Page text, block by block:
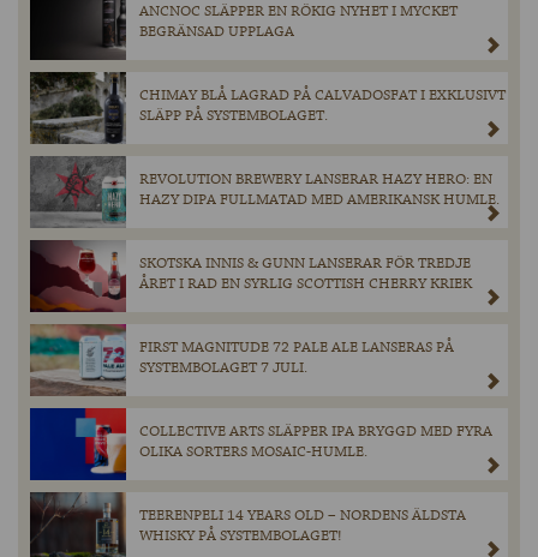
ANCNOC SLÄPPER EN RÖKIG NYHET I MYCKET
BEGRÄNSAD UPPLAGA
CHIMAY BLÅ LAGRAD PÅ CALVADOSFAT I EXKLUSIVT
SLÄPP PÅ SYSTEMBOLAGET.
REVOLUTION BREWERY LANSERAR HAZY HERO: EN
HAZY DIPA FULLMATAD MED AMERIKANSK HUMLE.
SKOTSKA INNIS & GUNN LANSERAR FÖR TREDJE
ÅRET I RAD EN SYRLIG SCOTTISH CHERRY KRIEK
FIRST MAGNITUDE 72 PALE ALE LANSERAS PÅ
SYSTEMBOLAGET 7 JULI.
COLLECTIVE ARTS SLÄPPER IPA BRYGGD MED FYRA
OLIKA SORTERS MOSAIC-HUMLE.
TEERENPELI 14 YEARS OLD – NORDENS ÄLDSTA
WHISKY PÅ SYSTEMBOLAGET!